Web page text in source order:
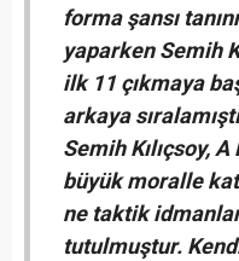
forma şansı
yaparken Semih
ilk 11 çıkmaya
arkaya
Semih Kılıçsoy,
büyük moralle
ne taktik
tutulmuştur.